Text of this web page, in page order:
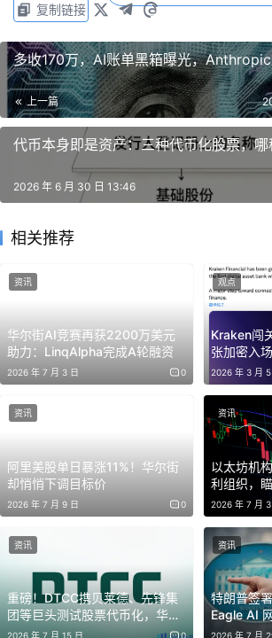
由此形成独特局面：熊市重创大量加密
区块链相关技术的需求并未消失。
传统金融大举收购加密基础设施
传统金融机构是本轮加密收购浪潮的核心
直接收购成熟的数字资产全套基础设施，
体系与技术架构。
银行、支付服务商与金融科技企业纷纷瞄
地稳定，是这一轮收购热潮的核心驱动
立了统一牌照标准，美国稳定币相关立
企业有底气长期布局加密赛道。
法律与咨询行业专业人士表示，政策完
催化剂。Architect Partners 一季度加密
出，银行与证券行业已全面接纳区块链技
万事达卡斥资 18 亿美元收购稳定币企业
案例。这笔收购让这家支付巨头直接获
全球合规牌照，省去数年自主研发周期。
其他 华尔街 巨头也通过定向投资抢占赛
布局预测市场平台 Polymarket，城堡证
Alpaca，渣打银行旗下风投基金注资做
复制链接
多收170万，AI账单黑箱曝光，
上一篇
代币本身即是资产：三种代币化股票，
2026 年 6 月 30 日 13:46
相关推荐
华尔街AI竞赛再获2200万美元
助力：LinqAlpha完成A轮融资
2026 年 7 月 3 日 0
资讯
Kraken闯
张加密入
了 |
2026 年 3 月 5
观点
阿里美股单日暴涨11%！华尔街
却悄悄下调目标价
2026 年 7 月 9 日 0
资讯
以太坊机
利组织，
2026 年 7 月 3
资讯
重磅！DTCC携贝莱德、先锋集
团等巨头测试股票代币化，华尔
街结算迈入区块链时代
2026 年 7 月 15 日 0
资讯
特朗普签
Eagle AI
心，加速漏
2026 年 7 月
资讯